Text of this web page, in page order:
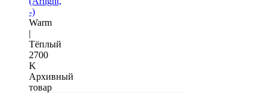
-)
Warm
|
Тёплый
2700
K
Архивный
товар